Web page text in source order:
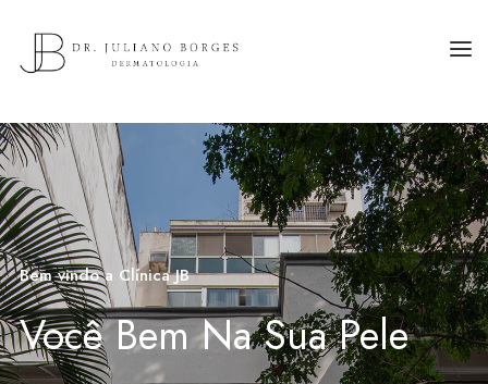
HOME
SOBRE
ESPECIALIDADES
TRATAMENTOS
CURSOS
Saúde Integral
Bem vindo a Clínica JB